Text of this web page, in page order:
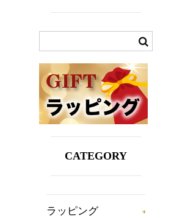
CATEGORY
ラッピング